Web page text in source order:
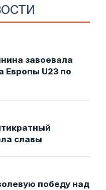
завоевала
Европы U23 по
славы
победу над